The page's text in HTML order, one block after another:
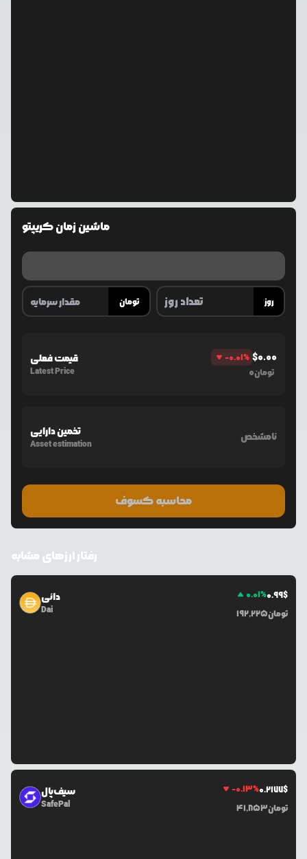
ماشین زمان کریپتو
تومان روز
قیمت فعلی
Latest Price
-0.01% $0.00
0تومان
تخمین دارایی
Asset estimation
نامشخص
محاسبه کسوف
رفتار ارزهای مشابه
دائی
Dai
0.01%0.99$
192,225تومان
سیف‌پال
SafePal
-0.13%0.2177$
41,853تومان